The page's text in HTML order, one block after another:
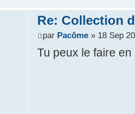
Re: Collection
par Pacôme» 18 Sep
Tu peux le faire